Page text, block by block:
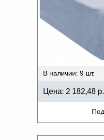
В наличии: 9 шт.
Цена: 2 182,48 р.